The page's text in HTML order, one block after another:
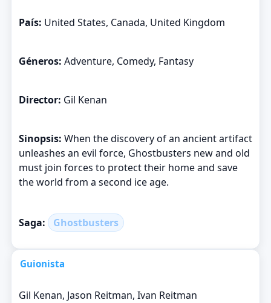
País: United States, Canada, United Kingdom
Géneros: Adventure, Comedy, Fantasy
Director: Gil Kenan
Sinopsis: When the discovery of an ancient artifact
unleashes an evil force, Ghostbusters new and old
must join forces to protect their home and save
the world from a second ice age.
Saga: Ghostbusters
Guionista
Gil Kenan, Jason Reitman, Ivan Reitman